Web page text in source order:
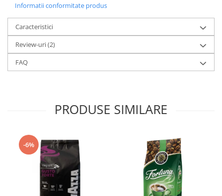
Informatii conformitate produs
Caracteristici
Review-uri(2)
FAQ
PRODUSE SIMILARE
-6%